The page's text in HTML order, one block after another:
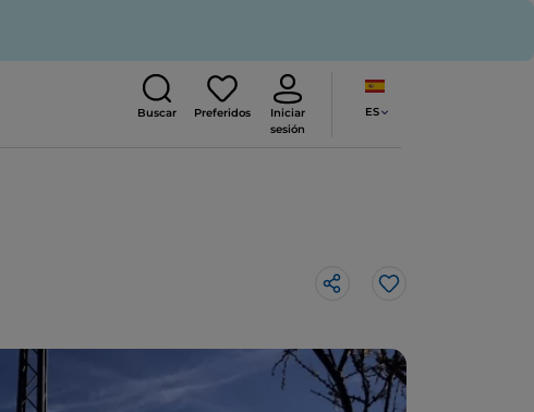
Buscar Preferidos
Iniciar
sesión
ES
Me gusta